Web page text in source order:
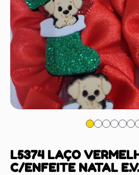
L5374 LAÇO
C/ENFEITE NATAL